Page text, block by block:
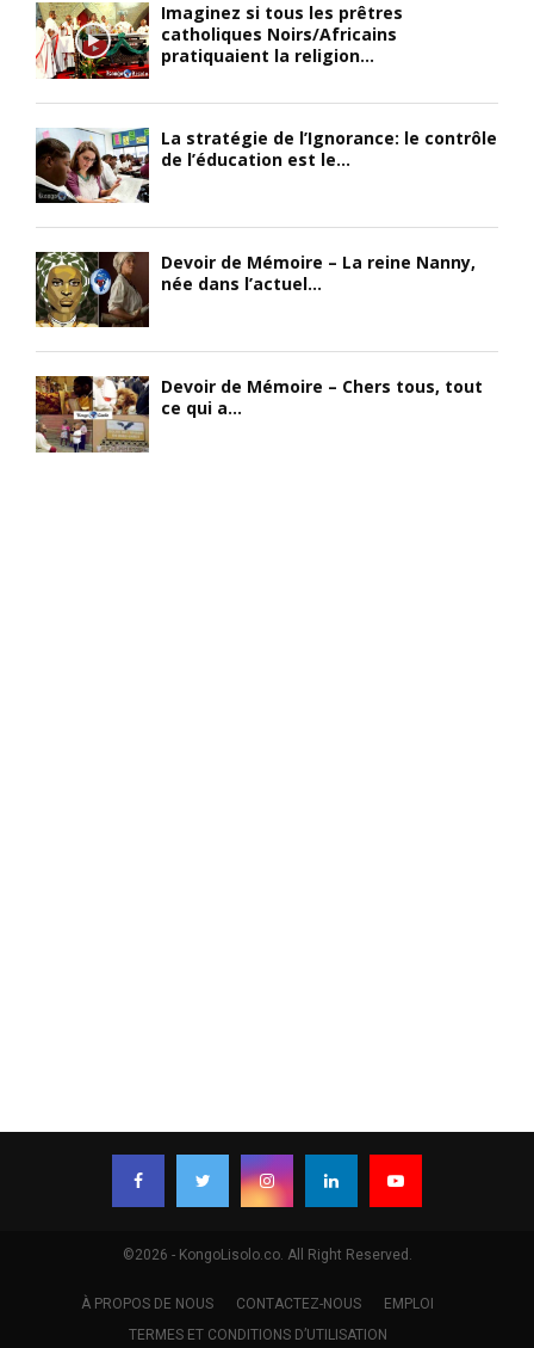
Imaginez si tous les prêtres
catholiques Noirs/Africains
pratiquaient la religion...
La stratégie de l’Ignorance: le contrôle
de l’éducation est le...
Devoir de Mémoire – La reine Nanny,
née dans l’actuel...
Devoir de Mémoire – Chers tous, tout
ce qui a...
©2026 - KongoLisolo.co. All Right Reserved.
À PROPOS DE NOUS CONTACTEZ-NOUS
EMPLOI
TERMES ET CONDITIONS D’UTILISATION